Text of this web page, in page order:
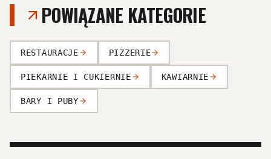
POWIĄZANE KATEGORIE
RESTAURACJE PIZZERIE
PIEKARNIE I CUKIERNIE KAWIARNIE
BARY I PUBY